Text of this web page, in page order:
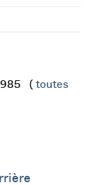
( toutes